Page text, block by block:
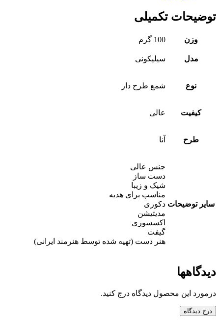
توضیحات تکمیلی
وزن 100 گرم
مدل سیلیکونی
نوع شمع طرح دار
کیفیت عالی
طرح آنا
سایر توضیحات
جنس عالی
دست ساز
شیک و زیبا
مناسب برای هدیه
دکوری
مدیتیشن
اکسسوری
گیفت
هنر دست (تهیه شده توسط هنرمند ایرانی)
دیدگاهها
درمورد این محصول دیدگاه درج کنید.
درج دیدگاه